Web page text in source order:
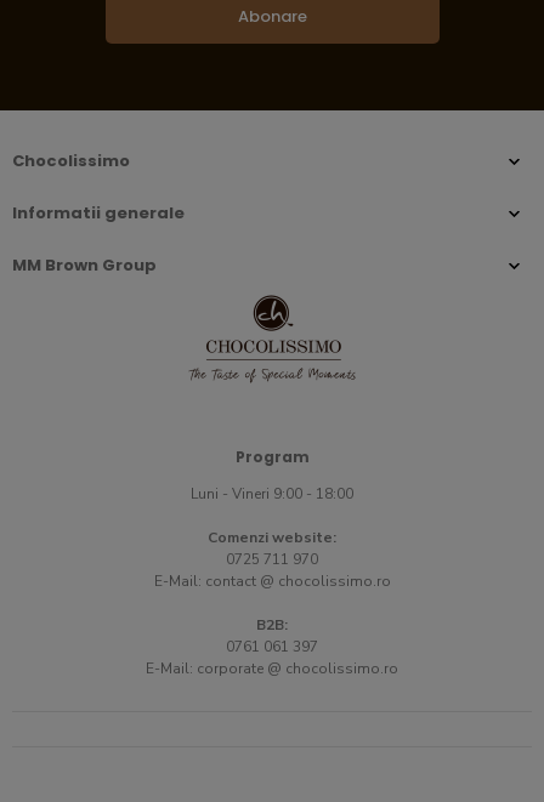
Abonare
Chocolissimo
Informatii generale
MM Brown Group
Program
Luni - Vineri 9:00 - 18:00
Comenzi website:
0725 711 970
E-Mail: contact @ chocolissimo.ro
B2B:
0761 061 397
E-Mail: corporate @ chocolissimo.ro